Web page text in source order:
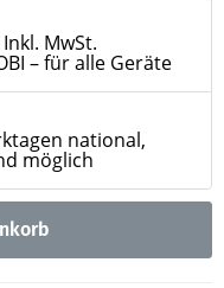
MwSt.
– für alle Geräte
national,
möglich